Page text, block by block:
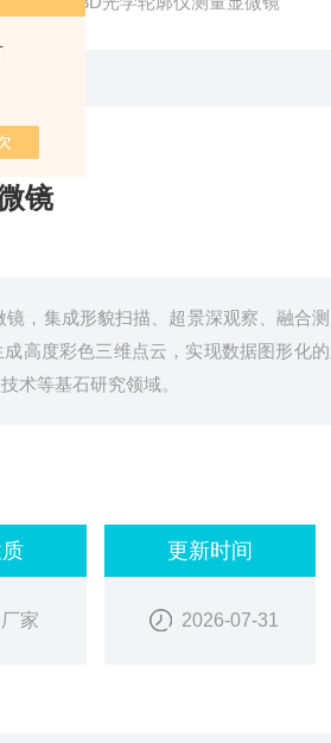
镜
，集成形貌扫描、超景深观察、融合
高度彩色三维点云，实现数据图形化
术等基石研究领域。
家
更新时间
2026-07-31